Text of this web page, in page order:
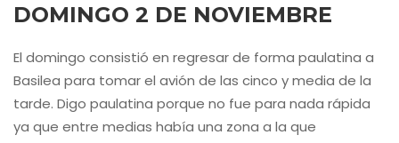
DOMINGO 2 DE NOVIEMBRE
El domingo consistió en regresar de forma paulatina a
Basilea para tomar el avión de las cinco y media de la
tarde. Digo paulatina porque no fue para nada rápida
ya que entre medias había una zona a la que